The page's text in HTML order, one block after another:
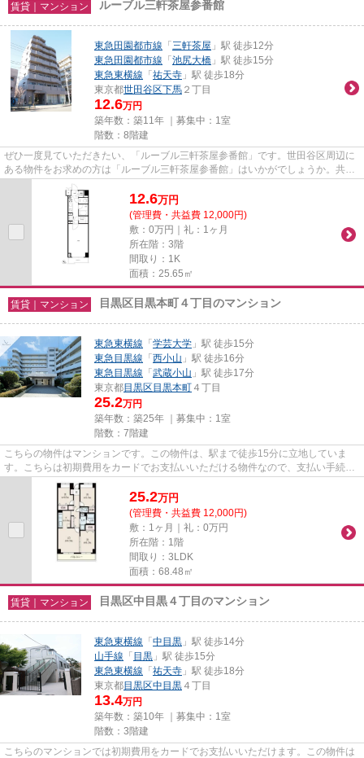
賃貸｜マンション ルーブル三軒茶屋参番館
東急田園都市線 「三軒茶屋 」駅 徒歩12分
東急田園都市線 「池尻大橋 」駅 徒歩15分
東急東横線 「祐天寺 」駅 徒歩18分
東京都世田谷区下馬 ２丁目
12.6万円
築年数：築11年 ｜募集中： 1室
階数：8階建
ぜひ一度見ていただきたい、「ルーブル三軒茶屋参番館」です。世田谷区周辺に
ある物件をお求めの方は「ルーブル三軒茶屋参番館」はいかがでしょうか。共用
部には敷地内ごみ置き場・エ...
12.6万円
(管理費・共益費 12,000円)
敷：0万円｜礼：1ヶ月
所在階：3階
間取り：1K
面積：25.65㎡
賃貸｜マンション 目黒区目黒本町４丁目のマンション
東急東横線 「学芸大学 」駅 徒歩15分
東急目黒線 「西小山 」駅 徒歩16分
東急目黒線 「武蔵小山 」駅 徒歩17分
東京都目黒区目黒本町 ４丁目
25.2万円
築年数：築25年 ｜募集中： 1室
階数：7階建
こちらの物件はマンションです。この物件は、駅まで徒歩15分に立地していま
す。こちらは初期費用をカードでお支払いいただける物件なので、支払い手続き
の手間が省けます。細かい条件...
25.2万円
(管理費・共益費 12,000円)
敷：1ヶ月｜礼：0万円
所在階：1階
間取り：3LDK
面積：68.48㎡
賃貸｜マンション 目黒区中目黒４丁目のマンション
東急東横線 「中目黒 」駅 徒歩14分
山手線 「目黒 」駅 徒歩15分
東急東横線 「祐天寺 」駅 徒歩18分
東京都目黒区中目黒 ４丁目
13.4万円
築年数：築10年 ｜募集中： 1室
階数：3階建
こちらのマンションでは初期費用をカードでお支払いいただけます。この物件は